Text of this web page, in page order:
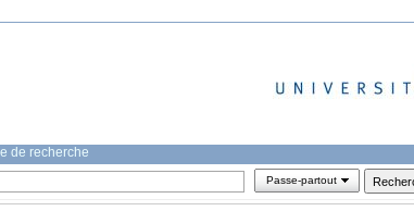
de recherche
Passe-partout